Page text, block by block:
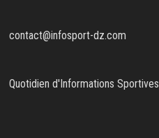
contact@infosport-dz.com
Quotidien d'Informations Sportives